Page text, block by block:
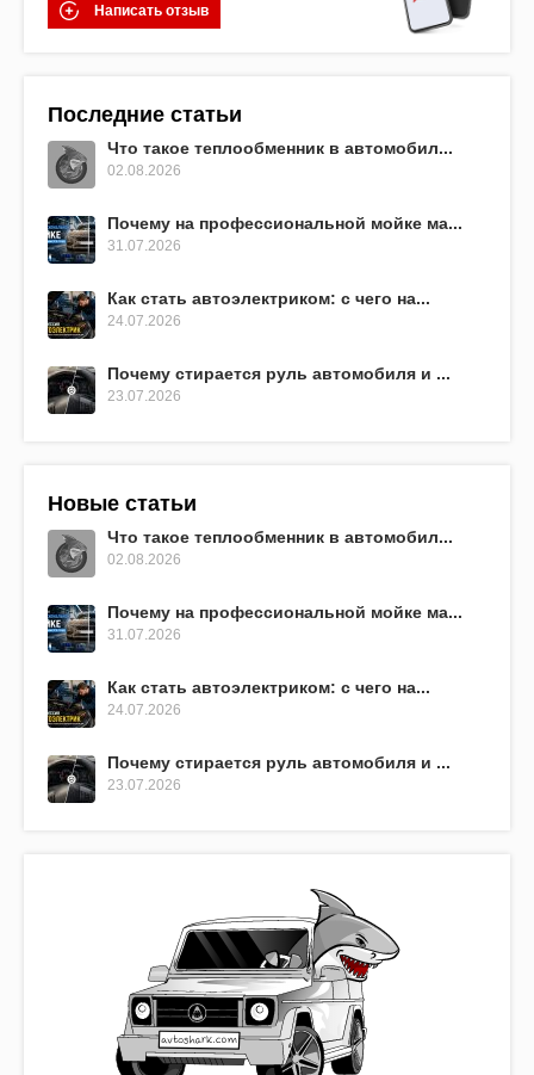
Написать отзыв
Последние статьи
Что такое теплообменник в автомобил...
02.08.2026
Почему на профессиональной мойке ма...
31.07.2026
Как стать автоэлектриком: с чего на...
24.07.2026
Почему стирается руль автомобиля и ...
23.07.2026
Новые статьи
Что такое теплообменник в автомобил...
02.08.2026
Почему на профессиональной мойке ма...
31.07.2026
Как стать автоэлектриком: с чего на...
24.07.2026
Почему стирается руль автомобиля и ...
23.07.2026